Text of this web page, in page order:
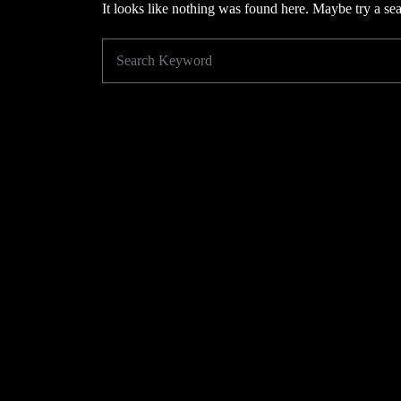
It looks like nothing was found here. Maybe try a